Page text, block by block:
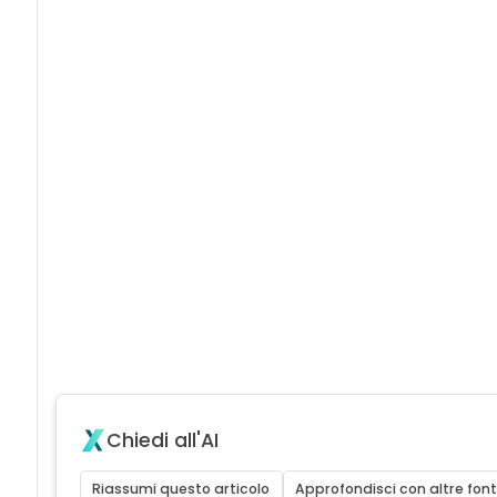
Chiedi all'AI
Riassumi questo articolo Approfondisci con altre